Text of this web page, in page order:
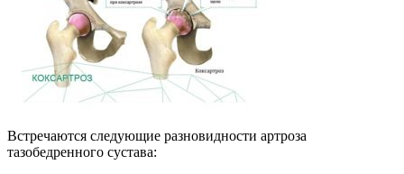
Встречаются следующие разновидности артроза
тазобедренного сустава: